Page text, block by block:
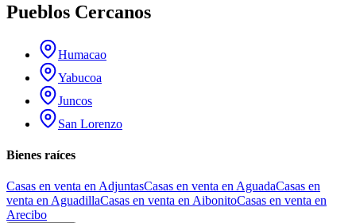
Pueblos Cercanos
Humacao
Yabucoa
Juncos
San Lorenzo
Bienes raíces
Casas en venta en AdjuntasCasas en venta en AguadaCasas en
venta en AguadillaCasas en venta en AibonitoCasas en venta en
Arecibo